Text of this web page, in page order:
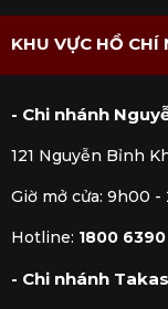
KHU VỰC HỒ CHÍ
- Chi nhánh
121 Nguyễn Bỉnh
Giờ mở cửa: 9h00 -
Hotline: 1800 6390
- Chi nhánh